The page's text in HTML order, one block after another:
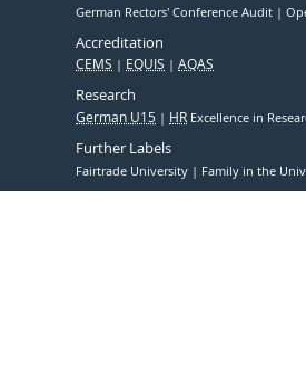
German Rectors' Conference Audit
Accreditation
CEMS EQUIS AQAS
Research
German U15 HR Excellence in
Further Labels
Fairtrade University Family in the